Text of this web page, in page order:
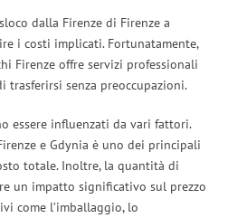
dalla Firenze di Firenze a
i costi implicati. Fortunatamente,
Firenze offre servizi professionali
trasferirsi senza preoccupazioni.
essere influenzati da vari fattori.
e Gdynia è uno dei principali
totale. Inoltre, la quantità di
un impatto significativo sul prezzo
come l’imballaggio, lo